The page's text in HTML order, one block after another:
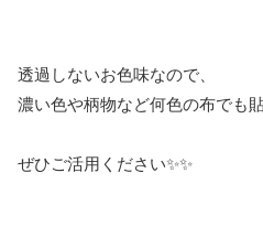
透過しないお色味なので、
濃い色や柄物など何色の布でも
ぜひご活用ください✨✨